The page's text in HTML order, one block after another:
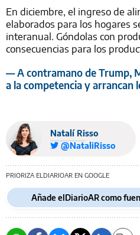
En diciembre, el ingreso de
elaborados para los hogares
interanual. Góndolas con
consecuencias para los
— A contramano de Trump,
a la competencia y arrancan
Natalí Risso
@NataliRisso
PRIORIZA ELDIARIOAR EN GOOGLE
Añade elDiarioAR como